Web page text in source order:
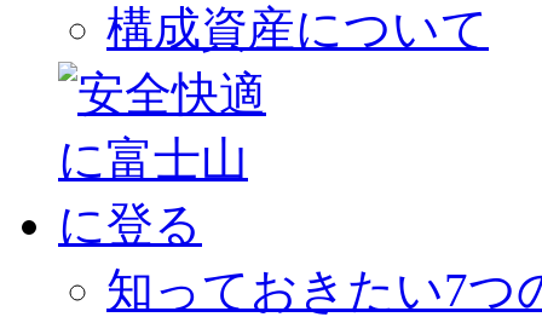
構成資産について
知っておきたい7つ